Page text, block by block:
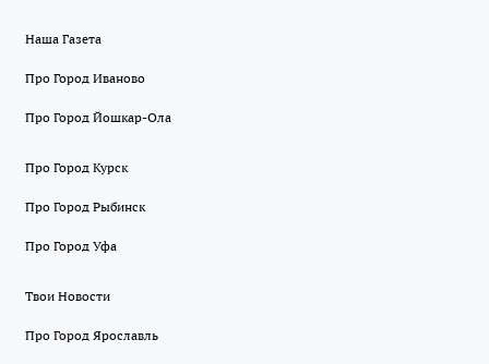
Наша Газета
Про Город Иваново
Про Город Йошкар-Ола
Про Город Курск
Про Город Рыбинск
Про Город Уфа
Твои Новости
Про Город Ярославль